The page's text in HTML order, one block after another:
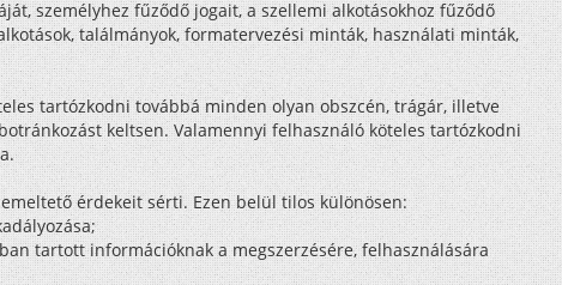
személyhez fűződő jogait, a szellemi alkotásokhoz fűződő
találmányok, formatervezési minták, használati minták,
tartózkodni továbbá minden olyan obszcén, trágár, illetve
keltsen. Valamennyi felhasználó köteles tartózkodni
érdekeit sérti. Ezen belül tilos különösen:
tartott információknak a megszerzésére, felhasználására